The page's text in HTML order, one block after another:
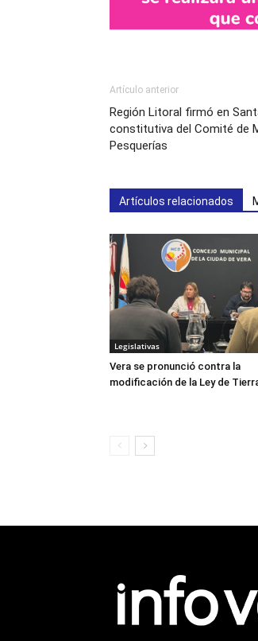
Artículo anterior
Región Litoral firmó en
constitutiva del Comité de
Pesquerías
Artículos relacionados
Legislativas
Vera se pronunció contra la
modificación de la Ley de